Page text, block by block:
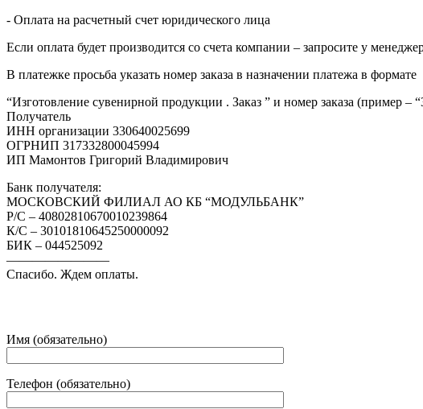
- Оплата на расчетный счет юридического лица
Если оплата будет производится со счета компании – запросите у
В платежке просьба указать номер заказа в назначении платежа в формате
“Изготовление сувенирной продукции . Заказ ” и номер заказа (пример –
Получатель
ИНН организации 330640025699
ОГРНИП 317332800045994
ИП Мамонтов Григорий Владимирович
Банк получателя:
МОСКОВСКИЙ ФИЛИАЛ АО КБ “МОДУЛЬБАНК”
Р/С – 40802810670010239864
К/С – 30101810645250000092
БИК – 044525092
————————
Спасибо. Ждем оплаты.
Имя (обязательно)
Телефон (обязательно)